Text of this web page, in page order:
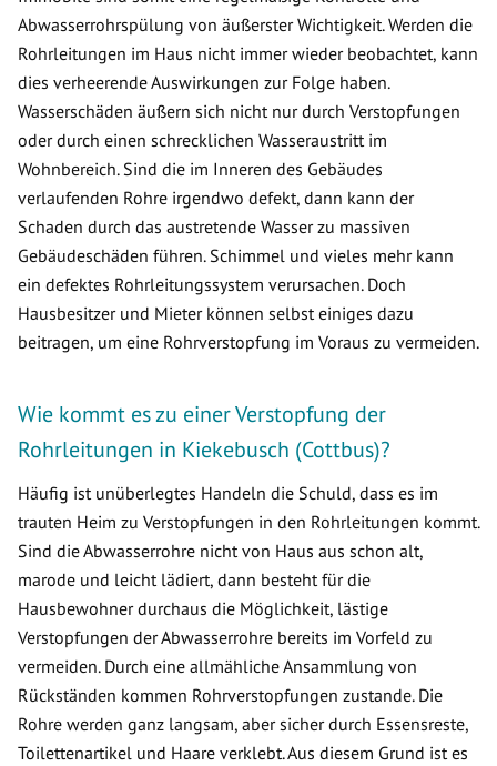
Abwasserrohrspülung von äußerster Wichtigkeit. Werden die
Rohrleitungen im Haus nicht immer wieder beobachtet, kann
dies verheerende Auswirkungen zur Folge haben.
Wasserschäden äußern sich nicht nur durch Verstopfungen
oder durch einen schrecklichen Wasseraustritt im
Wohnbereich. Sind die im Inneren des Gebäudes
verlaufenden Rohre irgendwo defekt, dann kann der
Schaden durch das austretende Wasser zu massiven
Gebäudeschäden führen. Schimmel und vieles mehr kann
ein defektes Rohrleitungssystem verursachen. Doch
Hausbesitzer und Mieter können selbst einiges dazu
beitragen, um eine Rohrverstopfung im Voraus zu vermeiden.
Wie kommt es zu einer Verstopfung der
Rohrleitungen in Kiekebusch (Cottbus)?
Häufig ist unüberlegtes Handeln die Schuld, dass es im
trauten Heim zu Verstopfungen in den Rohrleitungen kommt.
Sind die Abwasserrohre nicht von Haus aus schon alt,
marode und leicht lädiert, dann besteht für die
Hausbewohner durchaus die Möglichkeit, lästige
Verstopfungen der Abwasserrohre bereits im Vorfeld zu
vermeiden. Durch eine allmähliche Ansammlung von
Rückständen kommen Rohrverstopfungen zustande. Die
Rohre werden ganz langsam, aber sicher durch Essensreste,
Toilettenartikel und Haare verklebt. Aus diesem Grund ist es